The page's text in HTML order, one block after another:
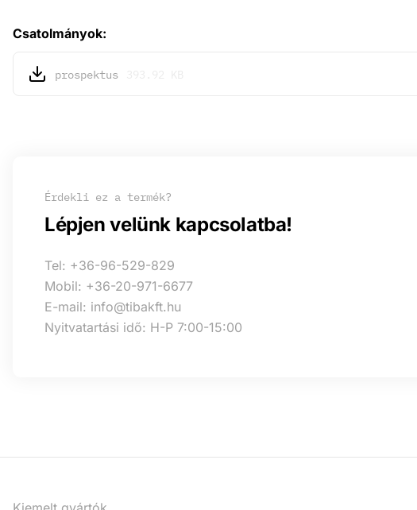
Csatolmányok:
prospektus
Érdekli ez a termék?
Lépjen velünk kapcsolatba!
Tel: +36-96-529-829
Mobil: +36-20-971-6677
E-mail: info@tibakft.hu
Nyitvatartási idő: H-P 7:00-15:00